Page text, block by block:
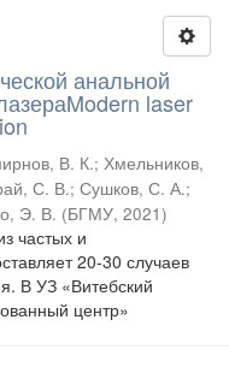
анальной
laser
В. К.; Хмельников,
С. В.; Сушков, С. А.;
Э. В. (БГМУ, 2021)
частых и
20-30 случаев
В УЗ «Витебский
центр»